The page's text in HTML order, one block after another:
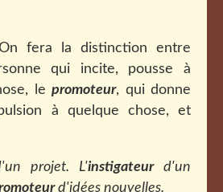
fera la distinction entre
qui incite, pousse à
le promoteur, qui donne
à quelque chose, et
projet. L'instigateurd'un
d'idées nouvelles.